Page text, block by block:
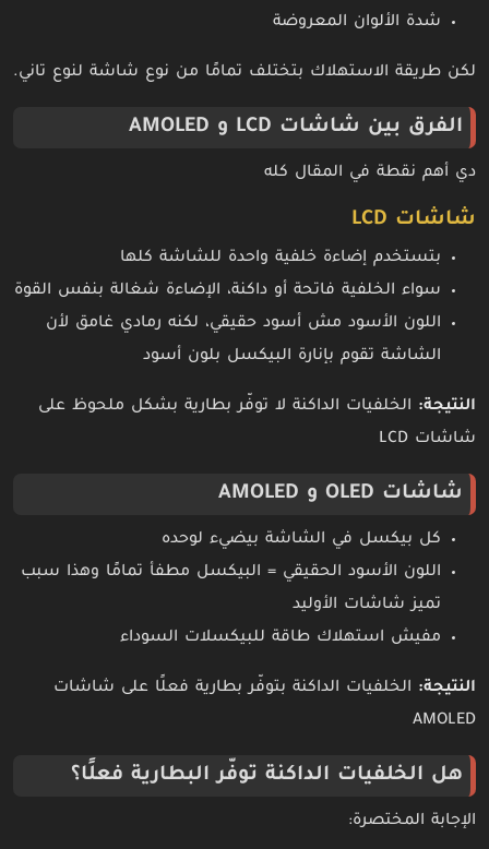
شدة الألوان المعروضة
لكن طريقة الاستهلاك بتختلف تمامًا من نوع شاشة لنوع تاني.
الفرق بين شاشات LCD و AMOLED
دي أهم نقطة في المقال كله
شاشات LCD
بتستخدم إضاءة خلفية واحدة للشاشة كلها
سواء الخلفية فاتحة أو داكنة، الإضاءة شغالة بنفس القوة
اللون الأسود مش أسود حقيقي، لكنه رمادي غامق لأن
الشاشة تقوم بإنارة البيكسل بلون أسود
النتيجة: الخلفيات الداكنة لا توفّر بطارية بشكل ملحوظ على
شاشات LCD
شاشات OLED و AMOLED
كل بيكسل في الشاشة بيضيء لوحده
اللون الأسود الحقيقي = البيكسل مطفأ تمامًا وهذا سبب
تميز شاشات الأوليد
مفيش استهلاك طاقة للبيكسلات السوداء
النتيجة: الخلفيات الداكنة بتوفّر بطارية فعلًا على شاشات
AMOLED
هل الخلفيات الداكنة توفّر البطارية فعلًا؟
الإجابة المختصرة: